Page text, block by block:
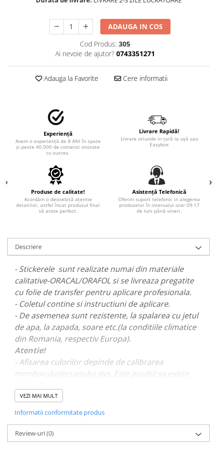
STICKERE PENTRU FIRME
STICKERE MARI
STICKERE CAMIOANE
MERCEDES CAMIOANE
VOLVO CAMIOANE
STICKERE MOTO/ATV
18+ STICKER
4X4/OFF ROAD STICKER
BABY ON BOARD
DIVERSE
PARASOLARE
PAUL WALKER STICKER
PENTRU FETE
PRODUSE IN TRENDING
SETURI STICKERE
STICKERE CAPAC REZERVOR
STICKERE CRĂCIUN
STICKERE CU ANIMALE
STICKERE GEAM MIC
STICKERE PENTRU CAPOTA
STICKERE PENTRU LATERALE
STICKERE PERSONALIZATE
STICKERE PRAGURI
ADAUGA IN COS
Cod Produs: 305
Ai nevoie de ajutor? 0743351271
Adauga la Favorite Cere informatii
Experiență
Avem o experiență de 8 ANI în spate
și peste 40.000 de comenzi onorate
cu succes.
Livrare Rapidă!
Livrare oriunde in țară la ușă sau
Easybox
Produse de calitate!
Acordăm o deosebită ațentie
detaliilor, astfel încat produsul final
să arate perfect.
Asistență Telefonică
Oferim suport telefonic in alegerea
produselor în intervalul orar 09-17
de luni până vineri.
Descriere
- Stickerele sunt realizate numai din materiale
calitative-ORACAL/ORAFOL si se livreaza pregatite
cu folie de transfer pentru aplicare profesionala.
- Coletul contine si instructiuni de aplicare.
- De asemenea sunt rezistente, la spalarea cu jetul
de apa, la zapada, soare etc.(la conditiile climatice
din Romania, respectiv Europa).
Atentie!
- Afisarea culorilor depinde de calibrarea
monitorului/ecranului dvs. Este posibil sa existe
- Pentru stickere personalizate si pentru a vizualiza
portofoliul nostru va rugam sa ne contactati
VEZI MAI MULT
Informatii conformitate produs
Review-uri(0)